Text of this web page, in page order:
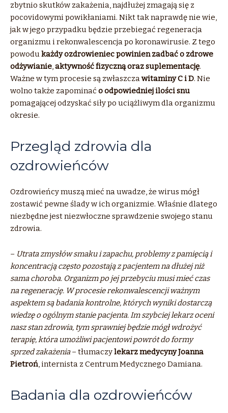
zbytnio skutków zakażenia, najdłużej zmagają się z
pocovidowymi powikłaniami. Nikt tak naprawdę nie wie,
jak w jego przypadku będzie przebiegać regeneracja
organizmu i rekonwalescencja po koronawirusie. Z tego
powodukażdy ozdrowieniec powinien zadbać o zdrowe
odżywianie,aktywność fizyczną oraz suplementację.
Ważne w tym procesie są zwłaszczawitaminy C i D. Nie
wolno także zapominać o odpowiedniej ilości snu
pomagającej odzyskać siły po uciążliwym dla organizmu
okresie.
Przegląd zdrowia dla
ozdrowieńców
Ozdrowieńcy muszą mieć na uwadze, że wirus mógł
zostawić pewne ślady w ich organizmie. Właśnie dlatego
niezbędne jest niezwłoczne sprawdzenie swojego stanu
zdrowia.
– Utrata zmysłów smaku i zapachu, problemy z pamięcią i
koncentracją często pozostają z pacjentem na dłużej niż
sama choroba. Organizm po jej przebyciu musi mieć czas
na regenerację. W procesie rekonwalescencji ważnym
aspektem są badania kontrolne, których wyniki dostarczą
wiedzę o ogólnym stanie pacjenta. Im szybciej lekarz oceni
nasz stan zdrowia, tym sprawniej będzie mógł wdrożyć
terapię, która umożliwi pacjentowi powrót do formy
sprzed zakażenia– tłumaczylekarz medycyny Joanna
Pietroń, internista z Centrum Medycznego Damiana.
Badania dla ozdrowieńców